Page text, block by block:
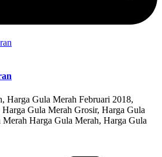
Harga Gula Merah Februari 2018,
Gula Merah Grosir, Harga Gula
Harga Gula Merah, Harga Gula